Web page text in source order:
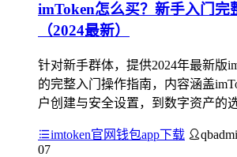
imToken怎么买？新手入门完
（2024最新）
针对新手群体，提供2024年最新版
的完整入门操作指南，内容涵盖
户创建与安全设置，到数字资产的
imtoken官网钱包app下载
07